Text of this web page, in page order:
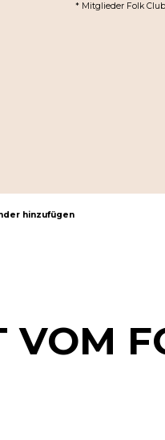
* Mitglieder Folk
hinzufügen
VOM